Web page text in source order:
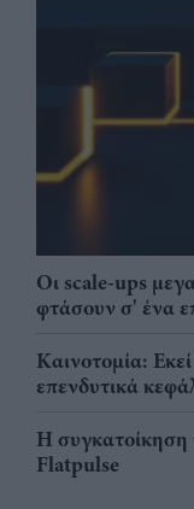
Οι scale-ups
φτάσουν σ' ένα
Καινοτομία:
επενδυτικά
Η συγκατοίκηση
Flatpulse